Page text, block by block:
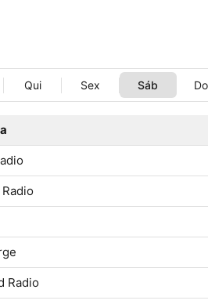
Qui Sex Sáb
Radio